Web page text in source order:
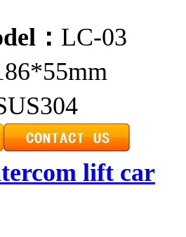
： LC-03
lift car